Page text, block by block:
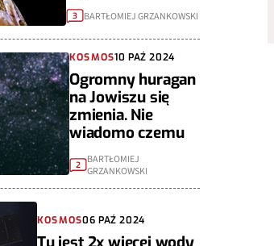
3 BARTŁOMIEJ GRZANKOWSKI
KOSMOS10 PAŹ 2024
Ogromny huragan
na Jowiszu się
zmienia. Nie
wiadomo czemu
2
BARTŁOMIEJ
GRZANKOWSKI
KOSMOS06 PAŹ 2024